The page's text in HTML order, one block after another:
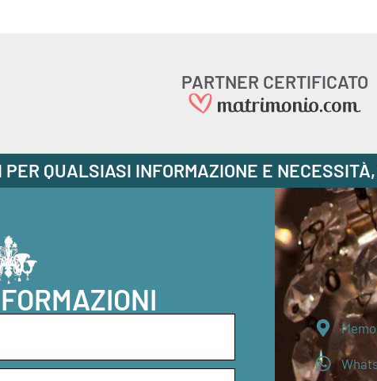
PARTNER CERTIFICATO
PER QUALSIASI INFORMAZIONE E